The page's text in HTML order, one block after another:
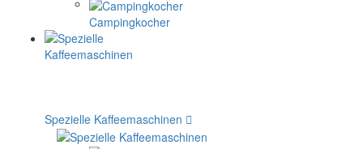
Campingkocher
Spezielle Kaffeemaschinen